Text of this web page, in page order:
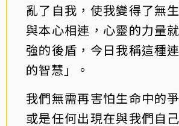
亂了自我，使我變得了無
與本心相連，心靈的力量
強的後盾，今日我稱這種
的智慧」。
我們無需再害怕生命中的
或是任何出現在與我們自